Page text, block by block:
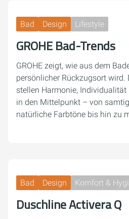
Bad Design Lifestyle
GROHE Bad-Trends
GROHE zeigt, wie aus dem
persönlicher Rückzugsort wird.
stellen Harmonie, Individualität
in den Mittelpunkt – von
natürliche Farbtöne bis hin zu
Bad Design Komfort &
Duschline Activera Q